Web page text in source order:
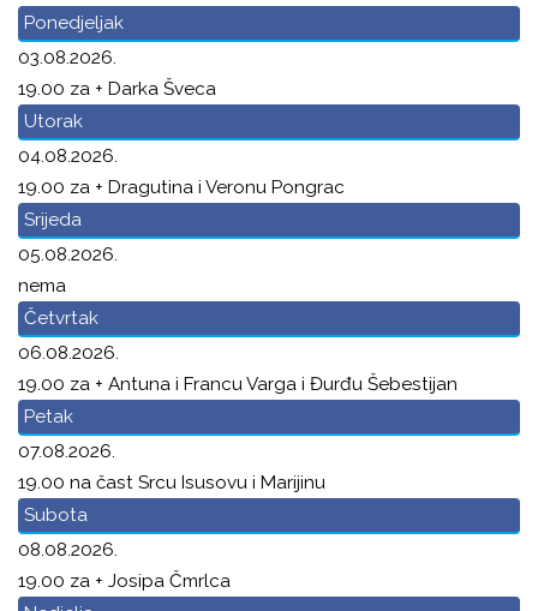
Ponedjeljak
03.08.2026.
19.00 za + Darka Šveca
Utorak
04.08.2026.
19.00 za + Dragutina i Veronu Pongrac
Srijeda
05.08.2026.
nema
Četvrtak
06.08.2026.
19.00 za + Antuna i Francu Varga i Đurđu Šebestijan
Petak
07.08.2026.
19.00 na čast Srcu Isusovu i Marijinu
Subota
08.08.2026.
19.00 za + Josipa Čmrlca